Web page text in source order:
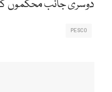
دوسری جانب محکموں
PESCO